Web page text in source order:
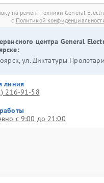
на ремонт техники General
с Политикой
центра General
ул. Диктатуры
линия
216-91-58
с 9:00 до 21:00